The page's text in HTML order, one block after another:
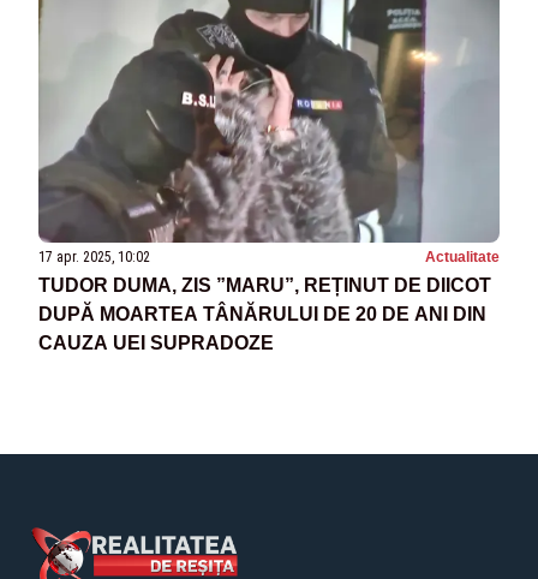
17 apr. 2025, 10:02 Actualitate
TUDOR DUMA, ZIS ”MARU”, REȚINUT DE DIICOT
DUPĂ MOARTEA TÂNĂRULUI DE 20 DE ANI DIN
CAUZA UEI SUPRADOZE